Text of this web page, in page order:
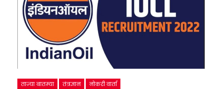
ताज्या बातम्या तंत्रज्ञान नोकरी वार्ता